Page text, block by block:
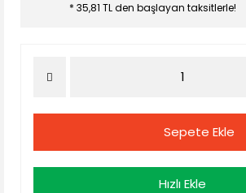
* 35,81 TL den başlayan taksitlerle!
Sepete Ekle
Hızlı Ekle